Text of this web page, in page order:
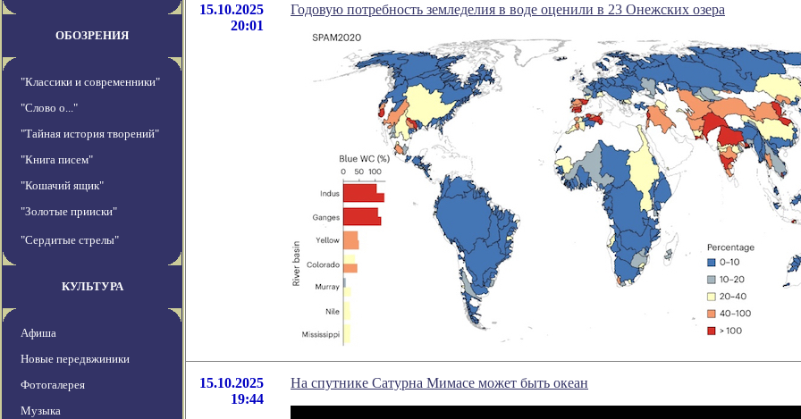
ОБОЗРЕНИЯ
"Классики и современники"
"Слово о..."
"Тайная история творений"
"Книга писем"
"Кошачий ящик"
"Золотые прииски"
"Сердитые стрелы"
КУЛЬТУРА
Афиша
Новые передвжиники
Фотогалерея
Музыка
15.10.2025
20:01
Годовую потребность земледелия в воде оценили в 23 Онежских озера
15.10.2025
19:44
На спутнике Сатурна Мимасе может быть океан